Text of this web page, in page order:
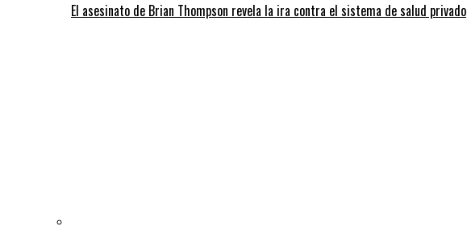
El asesinato de Brian Thompson revela la ira contra el sistema de salud privado